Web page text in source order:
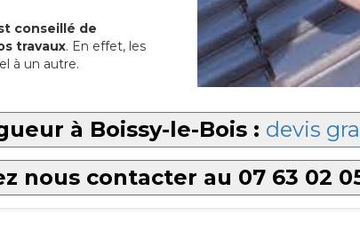
conseillé de
travaux. En effet, les
à un autre.
à Boissy-le-Bois : devis
nous contacter au 07 63 02